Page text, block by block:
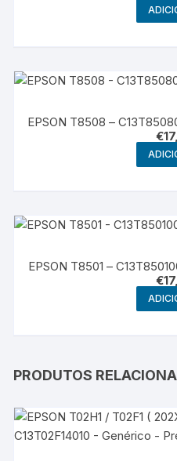
EPSON T8508 –
€
EPSON T8501 –
€
PRODUTOS